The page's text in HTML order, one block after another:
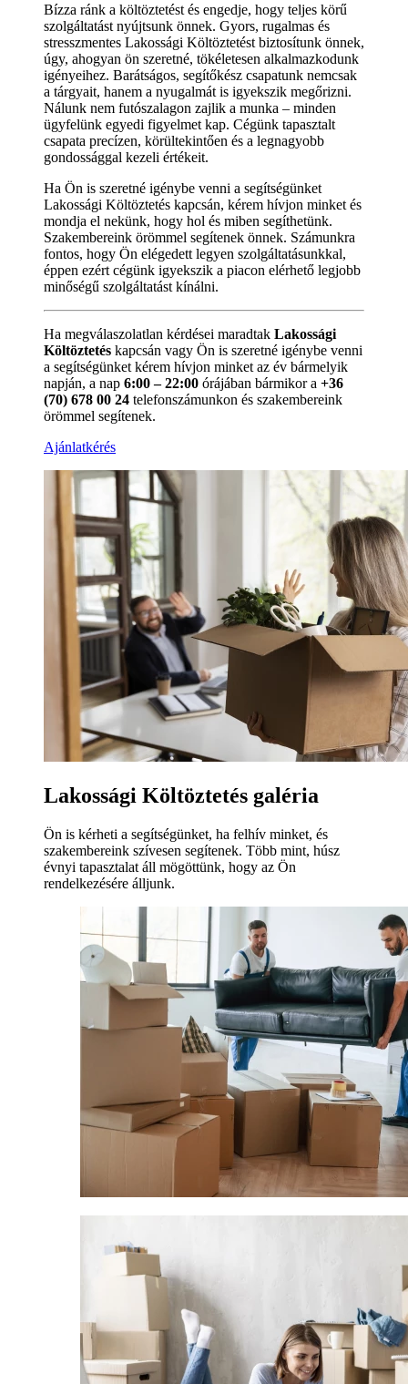
Bízza ránk a költöztetést és engedje, hogy teljes körű
szolgáltatást nyújtsunk önnek. Gyors, rugalmas és
stresszmentes Lakossági Költöztetést biztosítunk önnek,
úgy, ahogyan ön szeretné, tökéletesen alkalmazkodunk
igényeihez. Barátságos, segítőkész csapatunk nemcsak
a tárgyait, hanem a nyugalmát is igyekszik megőrizni.
Nálunk nem futószalagon zajlik a munka – minden
ügyfelünk egyedi figyelmet kap. Cégünk tapasztalt
csapata precízen, körültekintően és a legnagyobb
gondossággal kezeli értékeit.
Ha Ön is szeretné igénybe venni a segítségünket
Lakossági Költöztetés kapcsán, kérem hívjon minket és
mondja el nekünk, hogy hol és miben segíthetünk.
Szakembereink örömmel segítenek önnek. Számunkra
fontos, hogy Ön elégedett legyen szolgáltatásunkkal,
éppen ezért cégünk igyekszik a piacon elérhető legjobb
minőségű szolgáltatást kínálni.
Ha megválaszolatlan kérdései maradtak Lakossági
Költöztetés kapcsán vagy Ön is szeretné igénybe venni
a segítségünket kérem hívjon minket az év bármelyik
napján, a nap 6:00 – 22:00 órájában bármikor a +36
(70) 678 00 24 telefonszámunkon és szakembereink
örömmel segítenek.
Ajánlatkérés
Lakossági Költöztetés galéria
Ön is kérheti a segítségünket, ha felhív minket, és
szakembereink szívesen segítenek. Több mint, húsz
évnyi tapasztalat áll mögöttünk, hogy az Ön
rendelkezésére álljunk.